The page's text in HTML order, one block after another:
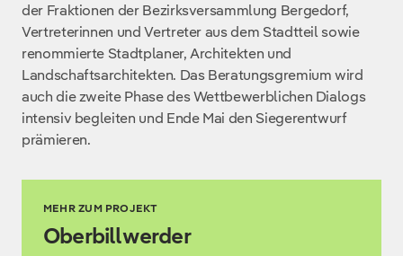
der Fraktionen der Bezirksversammlung Bergedorf,
Vertreterinnen und Vertreter aus dem Stadtteil sowie
renommierte Stadtplaner, Architekten und
Landschaftsarchitekten. Das Beratungsgremium wird
auch die zweite Phase des Wettbewerblichen Dialogs
intensiv begleiten und Ende Mai den Siegerentwurf
prämieren.
MEHR ZUM PROJEKT
Oberbillwerder